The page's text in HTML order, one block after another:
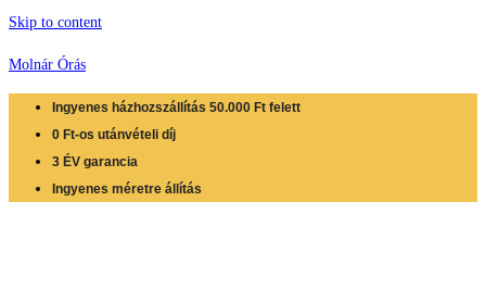
Skip to content
Molnár Órás
Ingyenes házhozszállítás 50.000 Ft felett
0 Ft-os utánvételi díj
3 ÉV garancia
Ingyenes méretre állítás